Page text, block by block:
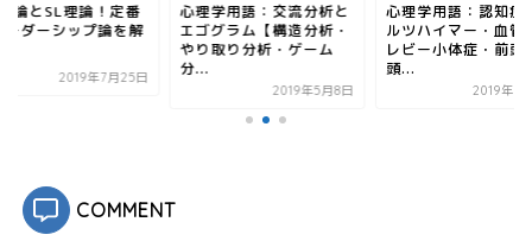
論とSL理論！定番
ーダーシップ論を解
2019年7月25日
心理学用語：交流分析と
エゴグラム【構造分析・
やり取り分析・ゲーム
分...
2019年5月8日
心理学用語：認知症
ルツハイマー・血管
レビー小体症・前頭
頭...
2019年3
COMMENT